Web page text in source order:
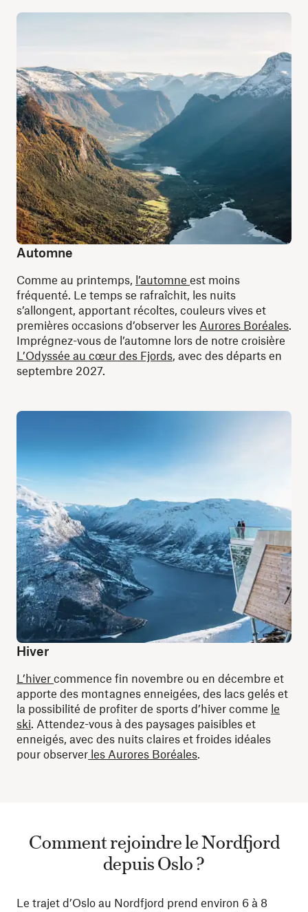
Automne
Comme au printemps, l’automne est moins
fréquenté. Le temps se rafraîchit, les nuits
s’allongent, apportant récoltes, couleurs vives et
premières occasions d’observer les Aurores Boréales
Imprégnez-vous de l’automne lors de notre croisière
L’Odyssée au cœur des Fjords , avec des départs en
septembre 2027.
Hiver
L’hiver commence fin novembre ou en décembre et
apporte des montagnes enneigées, des lacs gelés et
la possibilité de profiter de sports d’hiver comme le
ski . Attendez-vous à des paysages paisibles et
enneigés, avec des nuits claires et froides idéales
pour observer les Aurores Boréales
Comment rejoindre le Nordfjord
depuis Oslo ?
Le trajet d’Oslo au Nordfjord prend environ 6 à 8